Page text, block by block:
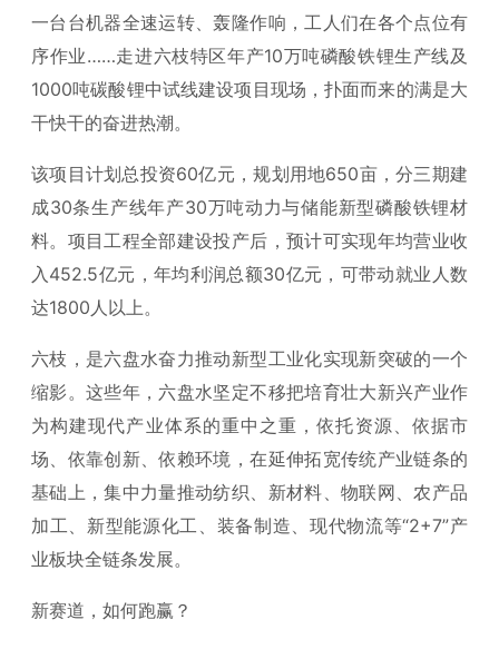
一台台机器全速运转、轰隆作响，工人们在各个点位有
序作业……走进六枝特区年产10万吨磷酸铁锂生产线及
1000吨碳酸锂中试线建设项目现场，扑面而来的满是大
干快干的奋进热潮。
该项目计划总投资60亿元，规划用地650亩，分三期建
成30条生产线年产30万吨动力与储能新型磷酸铁锂材
料。项目工程全部建设投产后，预计可实现年均营业收
入452.5亿元，年均利润总额30亿元，可带动就业人数
达1800人以上。
六枝，是六盘水奋力推动新型工业化实现新突破的一个
缩影。这些年，六盘水坚定不移把培育壮大新兴产业作
为构建现代产业体系的重中之重，依托资源、依据市
场、依靠创新、依赖环境，在延伸拓宽传统产业链条的
基础上，集中力量推动纺织、新材料、物联网、农产品
加工、新型能源化工、装备制造、现代物流等“2+7”产
业板块全链条发展。
新赛道，如何跑赢？